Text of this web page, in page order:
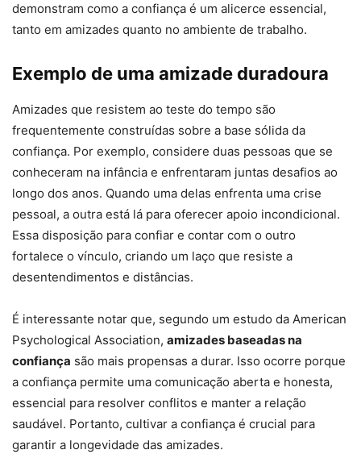
demonstram como a confiança é um alicerce essencial,
tanto em amizades quanto no ambiente de trabalho.
Exemplo de uma amizade duradoura
Amizades que resistem ao teste do tempo são
frequentemente construídas sobre a base sólida da
confiança. Por exemplo, considere duas pessoas que se
conheceram na infância e enfrentaram juntas desafios ao
longo dos anos. Quando uma delas enfrenta uma crise
pessoal, a outra está lá para oferecer apoio incondicional.
Essa disposição para confiar e contar com o outro
fortalece o vínculo, criando um laço que resiste a
desentendimentos e distâncias.
É interessante notar que, segundo um estudo da American
Psychological Association, amizades baseadas na
confiança são mais propensas a durar. Isso ocorre porque
a confiança permite uma comunicação aberta e honesta,
essencial para resolver conflitos e manter a relação
saudável. Portanto, cultivar a confiança é crucial para
garantir a longevidade das amizades.